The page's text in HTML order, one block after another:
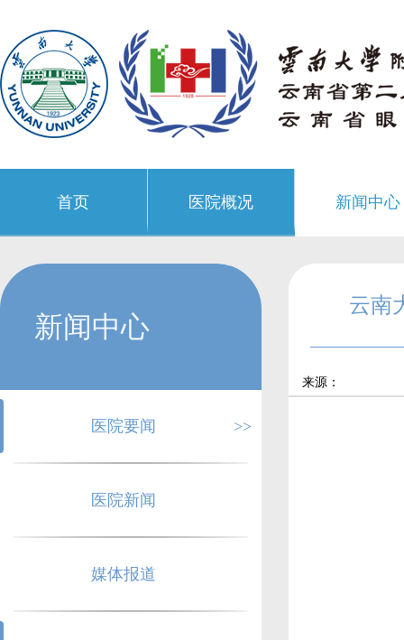
首页 医院概况 新闻中心
新闻中心
医院要闻 >>
医院新闻
媒体报道
云南
来源：